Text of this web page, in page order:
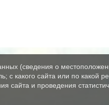
(сведения о
с какого сайта или по какой
сайта и проведения